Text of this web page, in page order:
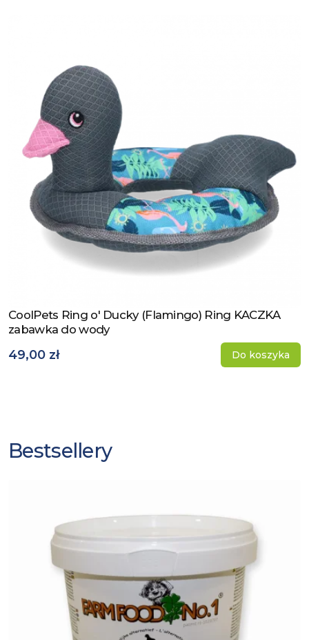
Zobacz produkt
CoolPets Ring o' Ducky (Flamingo) Ring KACZKA
zabawka do wody
49,00 zł Do koszyka
Bestsellery